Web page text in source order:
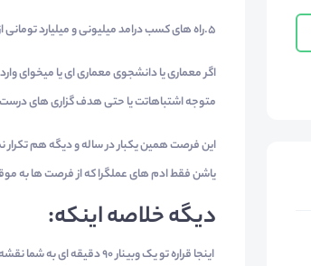
5.راه های کسب درامد میلیونی و میلیارد تومانی از بازسازی
اگر معماری یا دانشجوی معماری ای یا میخوای
متوجه اشتباهاتت یا حتی هدف گزاری های
این فرصت همین یکبار در ساله و دیگه هم
یاشن فقط ادم های عملگرا که از فرصت ها به
دیگه خلاصه اینکه:
اینجا قراره تو یک وبینار 90 دقیقه ای به شما نقشه ی راه کسب درامد از بازسازی ساختمان رو بدم.